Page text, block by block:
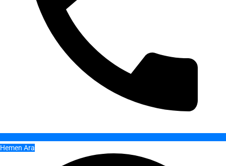
Hemen Ara